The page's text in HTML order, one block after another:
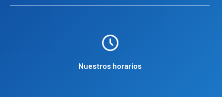
Nuestros horarios